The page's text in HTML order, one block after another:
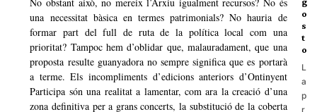
una necessitat bàsica en termes patrimonials? No hauria de
formar part del full de ruta de la política local com una
prioritat? Tampoc hem d’oblidar que, malauradament, que una
proposta resulte guanyadora no sempre significa que es portarà
a terme. Els incompliments d’edicions anteriors d’Ontinyent
Participa són una realitat a lamentar, com ara la creació d’una
zona definitiva per a grans concerts, la substitució de la coberta
o
s
t
o
L
a
p
r